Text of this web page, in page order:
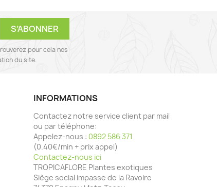
pour cela nos
du site.
INFORMATIONS
Contactez notre service client par mail
ou par téléphone:
Appelez-nous : 0892 586 371
(0.40€/min + prix appel)
Contactez-nous ici
TROPICAFLORE Plantes exotiques
Siège social impasse de la Ravoire